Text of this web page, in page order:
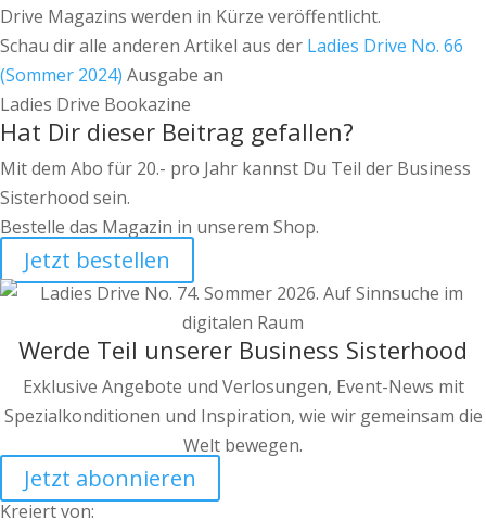
Drive Magazins werden in Kürze veröffentlicht.
Schau dir alle anderen Artikel aus der Ladies Drive No. 66
(Sommer 2024) Ausgabe an
Ladies Drive Bookazine
Hat Dir dieser Beitrag gefallen?
Mit dem Abo für 20.- pro Jahr kannst Du Teil der Business
Sisterhood sein.
Bestelle das Magazin in unserem Shop.
Jetzt bestellen
Werde Teil unserer Business Sisterhood
Exklusive Angebote und Verlosungen, Event-News mit
Spezialkonditionen und Inspiration, wie wir gemeinsam die
Welt bewegen.
Jetzt abonnieren
Kreiert von: